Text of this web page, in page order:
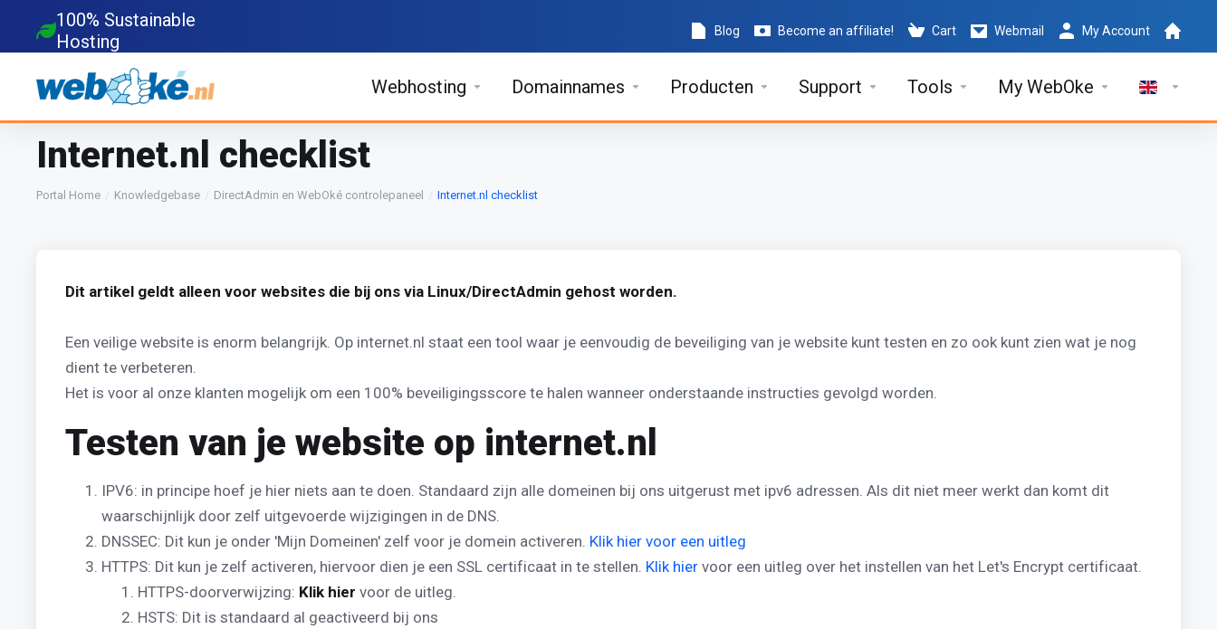
100% Sustainable
Hosting
Blog Become an affiliate! Cart Webmail My Account
Webhosting Domainnames Producten Support Tools My WebOke
Internet.nl checklist
Portal Home Knowledgebase DirectAdmin en WebOké controlepaneel Internet.nl checklist
Dit artikel geldt alleen voor websites die bij ons via Linux/DirectAdmin gehost worden.
Een veilige website is enorm belangrijk. Op internet.nl staat een tool waar je eenvoudig de beveiliging van je website kunt testen en zo ook kunt zien wat je nog
dient te verbeteren.
Het is voor al onze klanten mogelijk om een 100% beveiligingsscore te halen wanneer onderstaande instructies gevolgd worden.
Testen van je website op internet.nl
IPV6: in principe hoef je hier niets aan te doen. Standaard zijn alle domeinen bij ons uitgerust met ipv6 adressen. Als dit niet meer werkt dan komt dit
waarschijnlijk door zelf uitgevoerde wijzigingen in de DNS.
DNSSEC: Dit kun je onder 'Mijn Domeinen' zelf voor je domein activeren. Klik hier voor een uitleg
HTTPS: Dit kun je zelf activeren, hiervoor dien je een SSL certificaat in te stellen. Klik hier voor een uitleg over het instellen van het Let's Encrypt certificaat.
HTTPS-doorverwijzing: Klik hier voor de uitleg.
HSTS: Dit is standaard al geactiveerd bij ons